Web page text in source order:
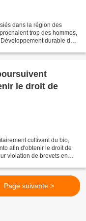
dans la région des
trop des hommes,
durable des
le droit de
cultivant du bio,
afin d'obtenir le droit de
violation de brevets en
Page suivante >